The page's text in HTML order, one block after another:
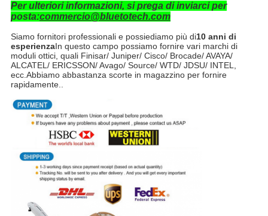
Per ulteriori informazioni, si prega di inviarci per
posta:commercio@bluetotech.com
Siamo fornitori professionali e possiediamo più di10 anni di
esperienzaIn questo campo possiamo fornire vari marchi di
moduli ottici, quali Finisar/ Juniper/ Cisco/ Brocade/ AVAYA/
ALCATEL/ ERICSSON/ Avago/ Source/ WTD/ JDSU/ INTEL,
ecc.Abbiamo abbastanza scorte in magazzino per fornire
rapidamente..